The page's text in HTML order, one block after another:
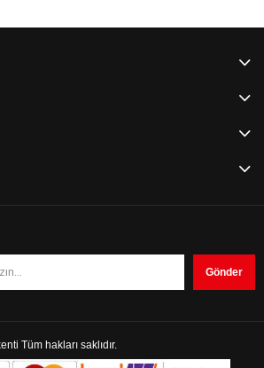
Gönder
Tüm hakları saklıdır.